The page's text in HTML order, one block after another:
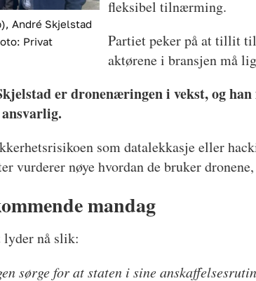
André Skjelstad
Privat
fleksibel tilnærming.
Partiet peker på at tillit
aktørene i bransjen må
er dronenæringen i vekst, og
som datalekkasje eller
vurderer nøye hvordan de bruker
mandag
lyder nå slik:
sørge for at staten i sine